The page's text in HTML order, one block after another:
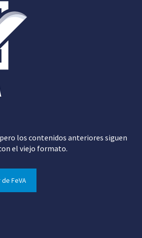
los contenidos anteriores siguen
el viejo formato.
FeVA